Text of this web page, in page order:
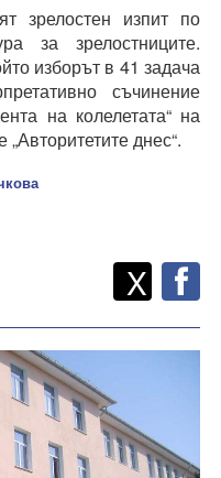
зрелостен изпит по
за зрелостниците.
изборът в 41 задача
съчинение
на колелетата“ на
днес“.
Споделете
X